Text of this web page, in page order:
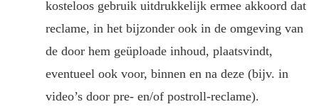
kosteloos gebruik uitdrukkelijk ermee akkoord dat
reclame, in het bijzonder ook in de omgeving van
de door hem geüploade inhoud, plaatsvindt,
eventueel ook voor, binnen en na deze (bijv. in
video’s door pre- en/of postroll-reclame).